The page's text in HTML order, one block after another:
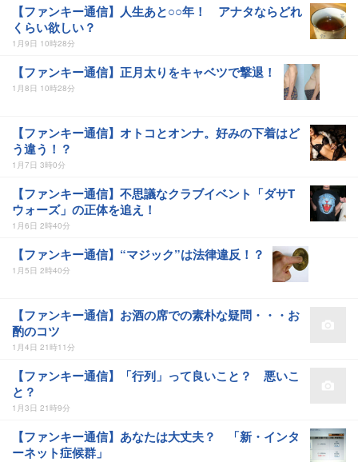
【ファンキー通信】人生あと○○年！ アナタならどれ
くらい欲しい？
1月9日 10時28分
【ファンキー通信】正月太りをキャベツで撃退！
1月8日 10時28分
【ファンキー通信】オトコとオンナ。好みの下着はど
う違う！？
1月7日 3時0分
【ファンキー通信】不思議なクラブイベント「ダサT
ウォーズ」の正体を追え！
1月6日 2時40分
【ファンキー通信】“マジック”は法律違反！？
1月5日 2時40分
【ファンキー通信】お酒の席での素朴な疑問・・・お
酌のコツ
1月4日 21時11分
【ファンキー通信】「行列」って良いこと？ 悪いこ
と？
1月3日 21時9分
【ファンキー通信】あなたは大丈夫？ 「新・インタ
ーネット症候群」